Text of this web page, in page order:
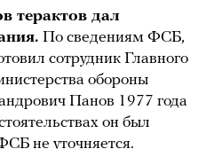
терактов дал
По сведениям ФСБ,
сотрудник Главного
обороны
Панов 1977 года
он был
не уточняется.